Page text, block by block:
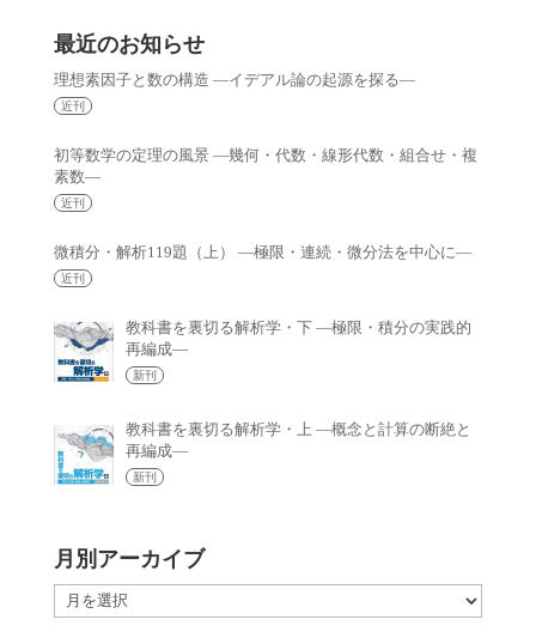
最近のお知らせ
理想素因子と数の構造 —イデアル論の起源を探る—
近刊
初等数学の定理の風景 —幾何・代数・線形代数・組合せ・複
素数—
近刊
微積分・解析119題（上） —極限・連続・微分法を中心に—
近刊
教科書を裏切る解析学・下 —極限・積分の実践的
再編成—
新刊
教科書を裏切る解析学・上 —概念と計算の断絶と
再編成—
新刊
月別アーカイブ